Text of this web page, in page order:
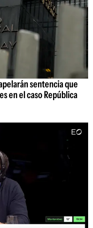
sentencia que
en el caso República